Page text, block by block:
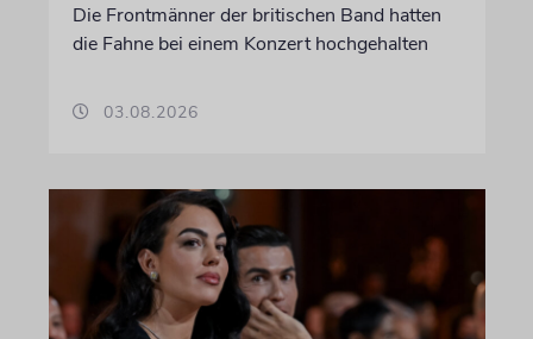
Die Frontmänner der britischen Band hatten
die Fahne bei einem Konzert hochgehalten
03.08.2026